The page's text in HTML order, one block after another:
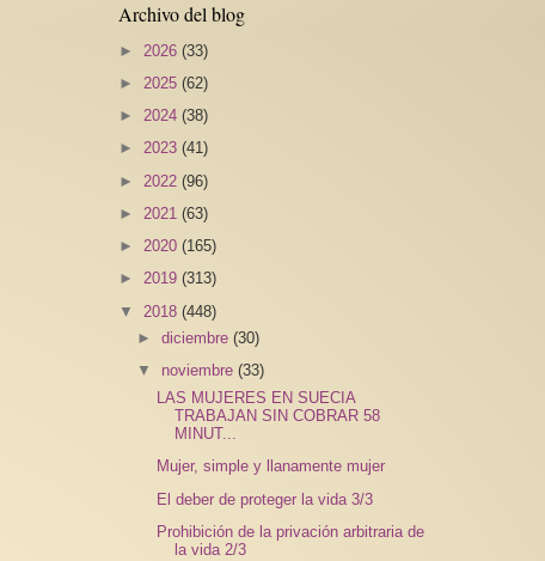
Archivo del blog
► 2026 (33)
► 2025 (62)
► 2024 (38)
► 2023 (41)
► 2022 (96)
► 2021 (63)
► 2020 (165)
► 2019 (313)
▼ 2018 (448)
►diciembre(30)
▼ noviembre(33)
LAS MUJERES EN SUECIA
TRABAJAN SIN COBRAR 58
MINUT...
Mujer, simple y llanamente mujer
El deber de proteger la vida 3/3
Prohibición de la privación arbitraria de
la vida 2/3